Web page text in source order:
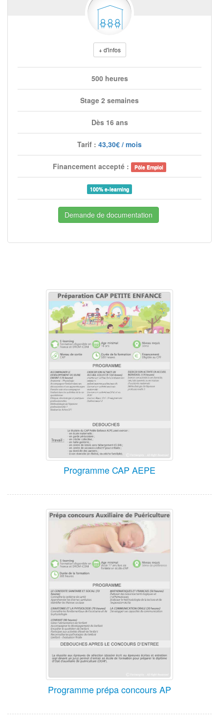
+ d'infos
500 heures
Stage 2 semaines
Dès 16 ans
Tarif : 43,30€ / mois
Financement accepté : Pôle Emploi
100% e-learning
Demande de documentation
Programme CAP AEPE
Programme prépa concours AP